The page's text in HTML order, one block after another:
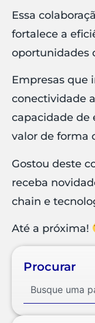
Essa
fortalece a
oportunidades
Empresas que
conectividade
capacidade de
valor de forma
Gostou deste
receba
chain e
Até a próxima!
Procurar